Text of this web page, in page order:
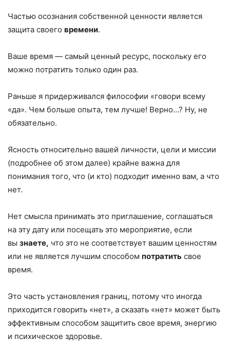
Частью осознания собственной ценности является
защита своего времени.
Ваше время — самый ценный ресурс, поскольку его
можно потратить только один раз.
Раньше я придерживался философии «говори всему
«да». Чем больше опыта, тем лучше! Верно…? Ну, не
обязательно.
Ясность относительно вашей личности, цели и миссии
(подробнее об этом далее) крайне важна для
понимания того, что (и кто) подходит именно вам, а что
нет.
Нет смысла принимать это приглашение, соглашаться
на эту дату или посещать это мероприятие, если
вы знаете, что это не соответствует вашим ценностям
или не является лучшим способом потратить свое
время.
Это часть установления границ, потому что иногда
приходится говорить «нет», а сказать «нет» может быть
эффективным способом защитить свое время, энергию
и психическое здоровье.